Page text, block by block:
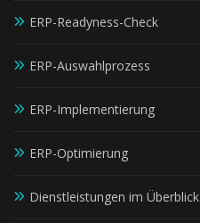
ERP-Readyness-Check
ERP-Auswahlprozess
ERP-Implementierung
ERP-Optimierung
Dienstleistungen im Überblick